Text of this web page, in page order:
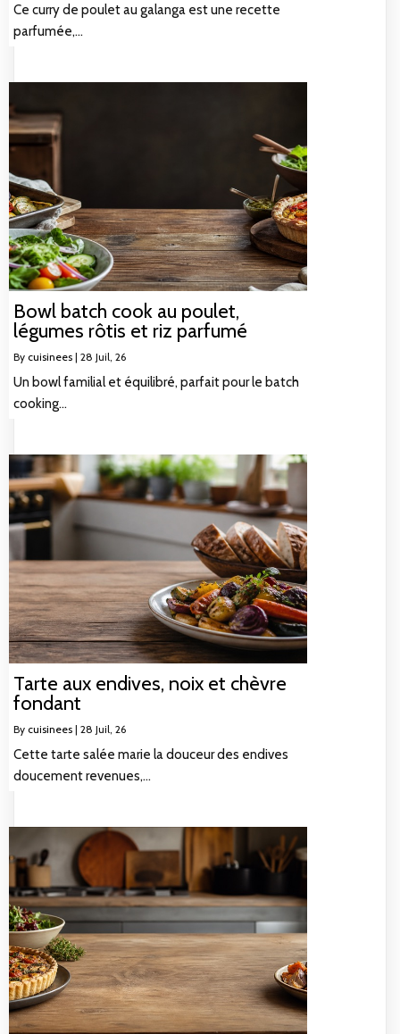
Ce curry de poulet au galanga est une recette
parfumée,…
Bowl batch cook au poulet,
légumes rôtis et riz parfumé
By cuisinees | 28 Juil, 26
Un bowl familial et équilibré, parfait pour le batch
cooking…
Tarte aux endives, noix et chèvre
fondant
By cuisinees | 28 Juil, 26
Cette tarte salée marie la douceur des endives
doucement revenues,…